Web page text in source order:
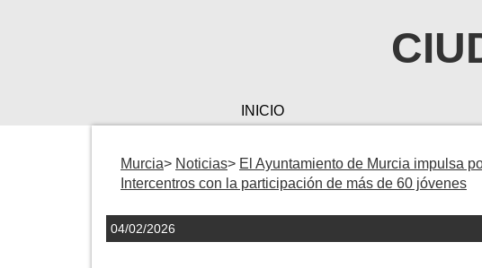
INICIO
Murcia Noticias
El Ayuntamiento de Murcia impulsa
Intercentros con la participación de más de 60 jóvenes
04/02/2026